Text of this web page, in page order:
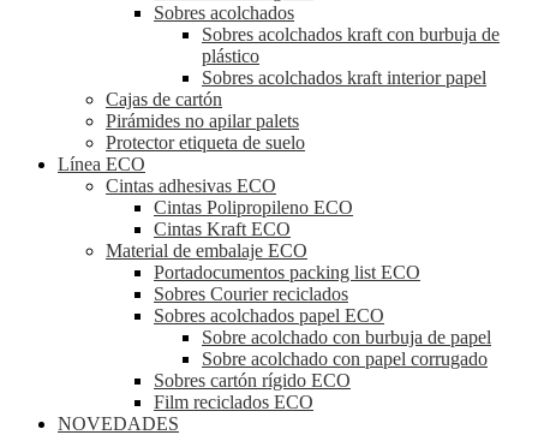
Sobres acolchados
Sobres acolchados kraft con burbuja de
plástico
Sobres acolchados kraft interior papel
Cajas de cartón
Pirámides no apilar palets
Protector etiqueta de suelo
Línea ECO
Cintas adhesivas ECO
Cintas Polipropileno ECO
Cintas Kraft ECO
Material de embalaje ECO
Portadocumentos packing list ECO
Sobres Courier reciclados
Sobres acolchados papel ECO
Sobre acolchado con burbuja de papel
Sobre acolchado con papel corrugado
Sobres cartón rígido ECO
Film reciclados ECO
NOVEDADES